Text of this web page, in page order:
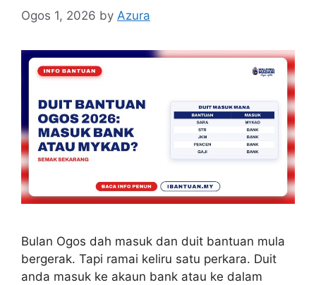
Ogos 1, 2026 by Azura
Bulan Ogos dah masuk dan duit bantuan mula
bergerak. Tapi ramai keliru satu perkara. Duit
anda masuk ke akaun bank atau ke dalam